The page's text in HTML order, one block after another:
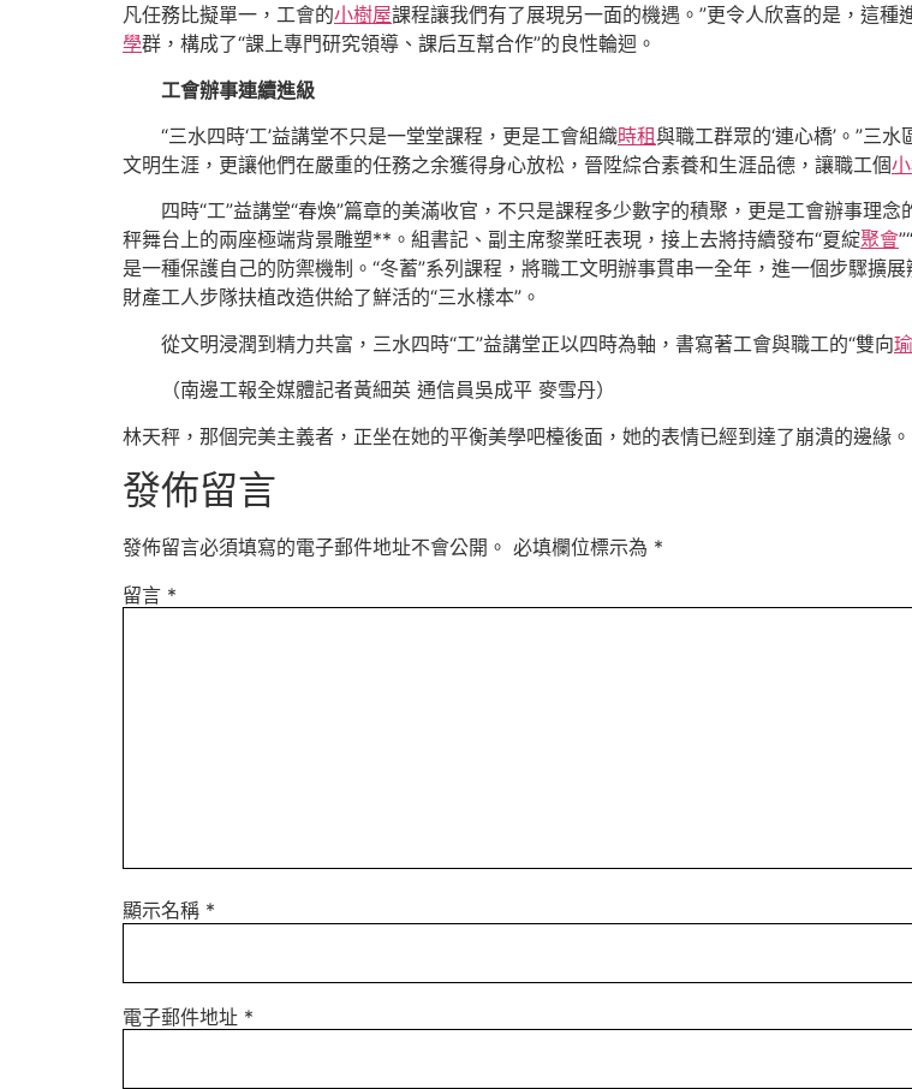
凡任務比擬單一，工會的小樹屋課程讓我們有了展現另一面的機遇。”更令人欣喜的是，這
學群，構成了“課上專門研究領導、課后互幫合作”的良性輪迴。
工會辦事連續進級
“三水四時‘工’益講堂不只是一堂堂課程，更是工會組織時租與職工群眾的‘連心橋’。”三水
文明生涯，更讓他們在嚴重的任務之余獲得身心放松，晉陞綜合素養和生涯品德，讓職工個
四時“工”益講堂“春煥”篇章的美滿收官，不只是課程多少數字的積聚，更是工會辦事理念
秤舞台上的兩座極端背景雕塑**。組書記、副主席黎業旺表現 ，接上去將持續發布“夏綻聚會
是一種保護自己的防禦機制。“冬蓄”系列課程，將職工文明辦事貫串一全年，進一個步驟擴
財產工人步隊扶植改造供給了鮮活的“三水樣本”。
從文明浸潤到精力共富，三水四時“工”益講堂正以四時為軸，書寫著工會與職工的“雙向
（南邊工報全媒體記者黃細英 通信員吳成平 麥雪丹）
林天秤，那個完美主義者，正坐在她的平衡美學吧檯後面，她的表情已經到達了崩潰的邊緣。
發佈留言
發佈留言必須填寫的電子郵件地址不會公開。 必填欄位標示為 *
留言 *
顯示名稱 *
電子郵件地址 *